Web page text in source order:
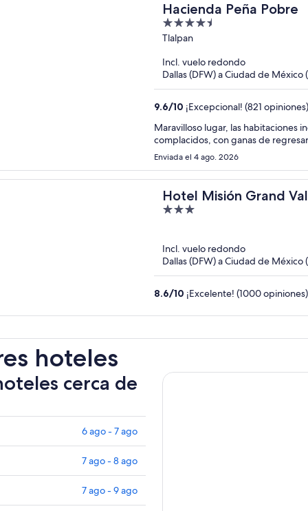
Hacienda Peña Pobre
4.5
out
5
Tlalpan
Incl. vuelo redondo
Dallas (DFW) a Ciudad de México
9.6/10 ¡Excepcional! (821 opiniones)
Maravilloso lugar, las habitaciones
complacidos, con ganas de regresar
Enviada el 4 ago. 2026
Hotel Misión Grand
3
5
Incl. vuelo redondo
Dallas (DFW) a Ciudad de México
8.6/10 ¡Excelente! (1000 opiniones)
hoteles
cerca de
6 ago - 7 ago
7 ago - 8 ago
7 ago - 9 ago